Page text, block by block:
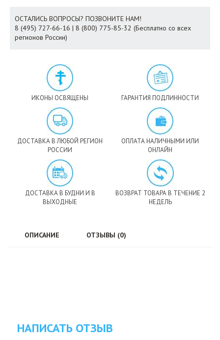
ОСТАЛИСЬ ВОПРОСЫ? ПОЗВОНИТЕ НАМ!
8 (495) 727-66-16 | 8 (800) 775-85-32 (Бесплатно со всех
регионов России)
ИКОНЫ ОСВЯЩЕНЫ ГАРАНТИЯ ПОДЛИННОСТИ
ДОСТАВКА В ЛЮБОЙ РЕГИОН
РОССИИ
ОПЛАТА НАЛИЧНЫМИ ИЛИ
ОНЛАЙН
ДОСТАВКА В БУДНИ И В
ВЫХОДНЫЕ
ВОЗВРАТ ТОВАРА В ТЕЧЕНИЕ 2
НЕДЕЛЬ
ОПИСАНИЕ ОТЗЫВЫ (0)
НАПИСАТЬ ОТЗЫВ